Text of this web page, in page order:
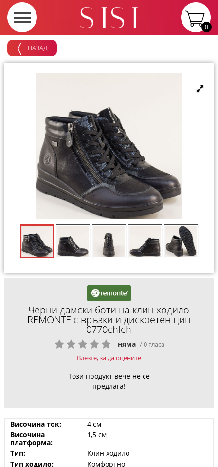
0
НАЗАД
Черни дамски боти на клин ходило
REMONTE с връзки и дискретен цип
0770chlch
няма / 0 гласа
Влезте, за да оцените
Този продукт вече не се
предлага!
Височина ток:
4 см
Височина
платформа:
1,5 см
Тип:
Клин ходило
Тип ходило:
Комфортно